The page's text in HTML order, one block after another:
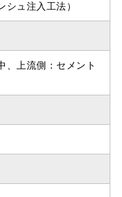
ュ注入工法）
上流側：セメント